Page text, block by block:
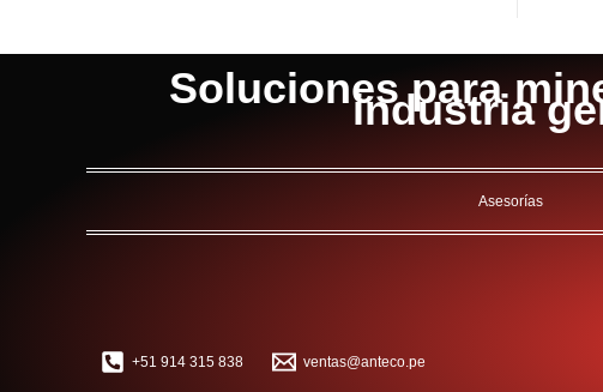
Soluciones para
industria
Asesorías
+51 914 315 838 ventas@anteco.pe